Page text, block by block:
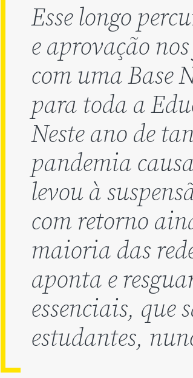
Esse longo
e aprovação
com uma Base
para toda a
Neste ano de
pandemia
levou à
com retorno
maioria das
aponta e
essenciais, que
estudantes,